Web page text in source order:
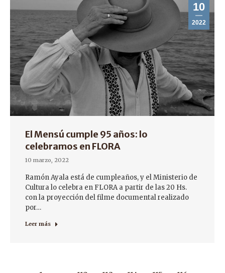
10
2022
El Mensú cumple 95 años: lo
celebramos en FLORA
10 marzo, 2022
Ramón Ayala está de cumpleaños, y el Ministerio de
Cultura lo celebra en FLORA a partir de las 20 Hs.
con la proyección del filme documental realizado
por…
Leer más